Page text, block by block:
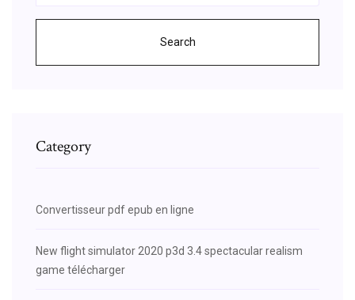
Search
Category
Convertisseur pdf epub en ligne
New flight simulator 2020 p3d 3.4 spectacular realism
game télécharger